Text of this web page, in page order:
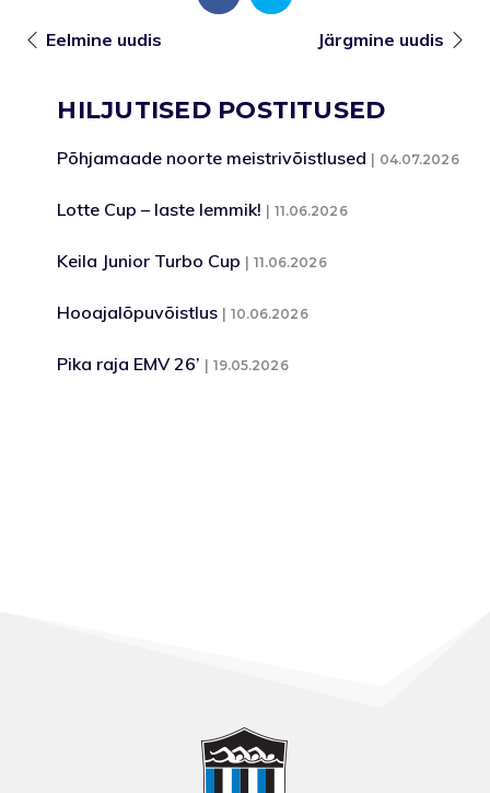
Eelmine uudis Järgmine uudis
HILJUTISED POSTITUSED
Põhjamaade noorte meistrivõistlused 04.07.2026
Lotte Cup – laste lemmik! 11.06.2026
Keila Junior Turbo Cup 11.06.2026
Hooajalõpuvõistlus 10.06.2026
Pika raja EMV 26’ 19.05.2026